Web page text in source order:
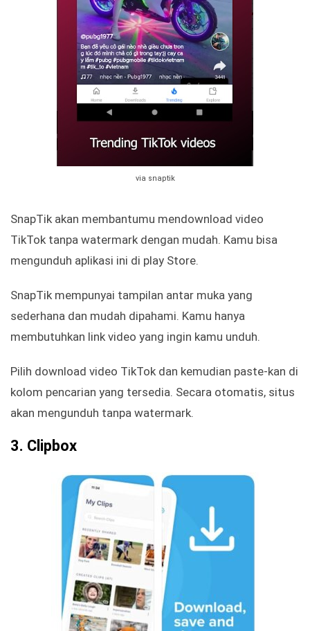
via snaptik
SnapTik akan membantumu mendownload video
TikTok tanpa watermark dengan mudah. Kamu bisa
mengunduh aplikasi ini di play Store.
SnapTik mempunyai tampilan antar muka yang
sederhana dan mudah dipahami. Kamu hanya
membutuhkan link video yang ingin kamu unduh.
Pilih download video TikTok dan kemudian paste-kan di
kolom pencarian yang tersedia. Secara otomatis, situs
akan mengunduh tanpa watermark.
3. Clipbox